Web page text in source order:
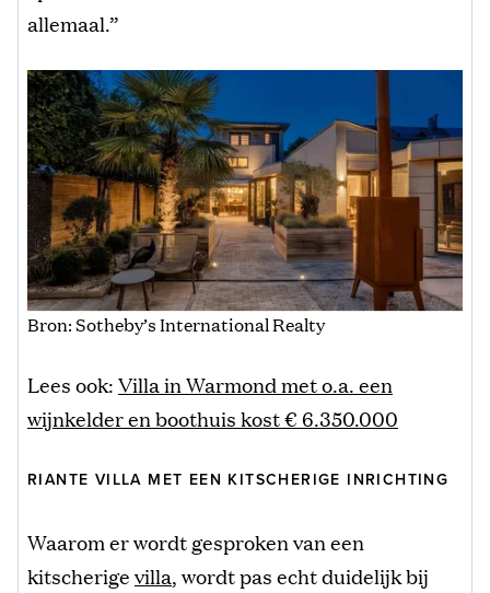
allemaal.”
Bron: Sotheby’s International Realty
Lees ook:Villa in Warmond met o.a. een
wijnkelder en boothuis kost € 6.350.000
RIANTE VILLA MET EEN KITSCHERIGE INRICHTING
Waarom er wordt gesproken van een
kitscherigevilla, wordt pas echt duidelijk bij